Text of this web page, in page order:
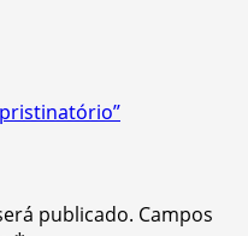
publicado. Campos